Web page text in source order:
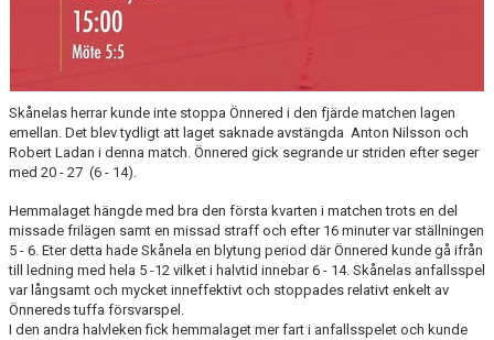
Skånelas herrar kunde inte stoppa Önnered i den fjärde matchen lagen
emellan. Det blev tydligt att laget saknade avstängda Anton Nilsson och
Robert Ladan i denna match. Önnered gick segrande ur striden efter seger
med 20 - 27 (6 - 14).
Hemmalaget hängde med bra den första kvarten i matchen trots en del
missade frilägen samt en missad straff och efter 16 minuter var ställningen
5 - 6. Eter detta hade Skånela en blytung period där Önnered kunde gå ifrån
till ledning med hela 5 -12 vilket i halvtid innebar 6 - 14. Skånelas anfallsspel
var långsamt och mycket inneffektivt och stoppades relativt enkelt av
Önnereds tuffa försvarspel.
I den andra halvleken fick hemmalaget mer fart i anfallsspelet och kunde